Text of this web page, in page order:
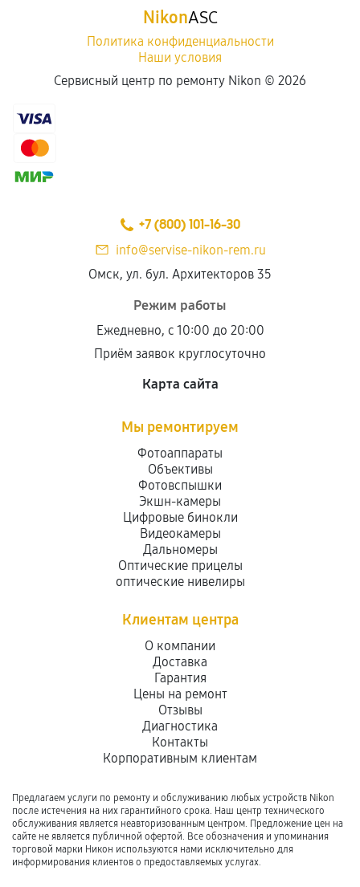
NikonASC
Политика конфиденциальности
Наши условия
Сервисный центр по ремонту Nikon © 2026
+7 (800) 101-16-30
info@servise-nikon-rem.ru
Омск, ул. бул. Архитекторов 35
Режим работы
Ежедневно, с 10:00 до 20:00
Приём заявок круглосуточно
Карта сайта
Мы ремонтируем
Фотоаппараты
Объективы
Фотовспышки
Экшн-камеры
Цифровые бинокли
Видеокамеры
Дальномеры
Оптические прицелы
оптические нивелиры
Клиентам центра
О компании
Доставка
Гарантия
Цены на ремонт
Отзывы
Диагностика
Контакты
Корпоративным клиентам
Предлагаем услуги по ремонту и обслуживанию любых устройств Nikon
после истечения на них гарантийного срока. Наш центр технического
обслуживания является неавторизованным центром. Предложение цен на
сайте не является публичной офертой. Все обозначения и упоминания
торговой марки Никон используются нами исключительно для
информирования клиентов о предоставляемых услугах.